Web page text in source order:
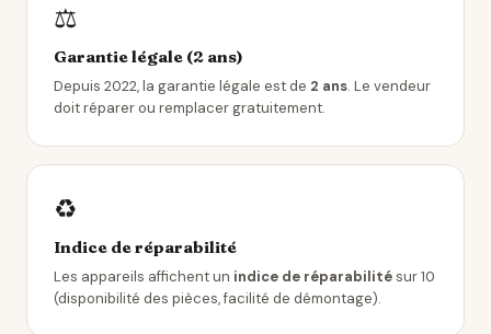
⚖️
Garantie légale (2 ans)
Depuis 2022, la garantie légale est de 2 ans. Le vendeur
doit réparer ou remplacer gratuitement.
♻️
Indice de réparabilité
Les appareils affichent un indice de réparabilitésur 10
(disponibilité des pièces, facilité de démontage).